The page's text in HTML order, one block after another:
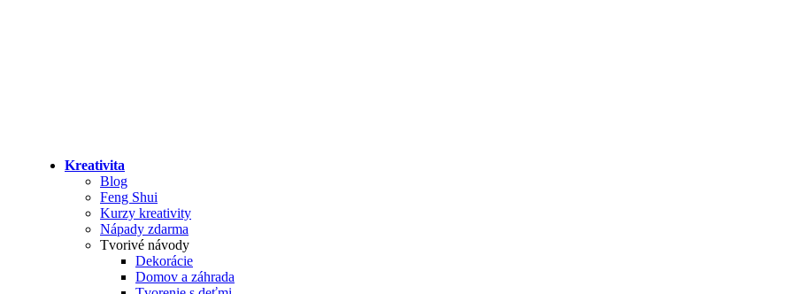
Kreativita
Blog
Feng Shui
Kurzy kreativity
Nápady zdarma
Tvorivé návody
Dekorácie
Domov a záhrada